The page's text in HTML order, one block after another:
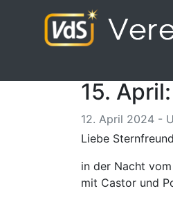
15.
12. April 2024 -
Liebe
in der Nacht
mit Castor und